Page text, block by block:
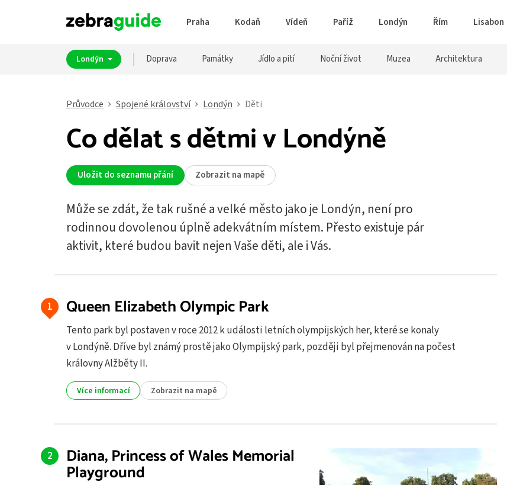
Praha Kodaň Vídeň Paříž Londýn Řím Lisabon
Londýn Doprava Památky Jídlo a pití Noční život Muzea Architektura
Průvodce Spojené království Londýn Děti
Co dělat s dětmi v Londýně
Uložit do seznamu přání Zobrazit na mapě
Může se zdát, že tak rušné a velké město jako je Londýn, není pro
rodinnou dovolenou úplně adekvátním místem. Přesto existuje pár
aktivit, které budou bavit nejen Vaše děti, ale i Vás.
Queen Elizabeth Olympic Park
Tento park byl postaven v roce 2012 k události letních olympijských her, které se konaly
v Londýně. Dříve byl známý prostě jako Olympijský park, později byl přejmenován na počest
královny Alžběty II.
Více informací Zobrazit na mapě
Diana, Princess of Wales Memorial
Playground